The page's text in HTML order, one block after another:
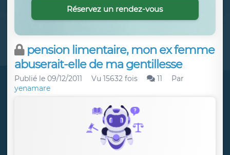
pension limentaire, mon ex femme
abuserait-elle de ma gentillesse
Publié le 09/12/2011 Vu 15632 fois 11
Par
yenamare
Réservez un rendez-vous